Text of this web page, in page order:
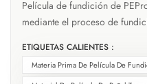
Película de fundición de
mediante el proceso de
a través de un cabezal en
de enfriamiento para un
ETIQUETAS CALIENTES :
Materia Prima De Película De